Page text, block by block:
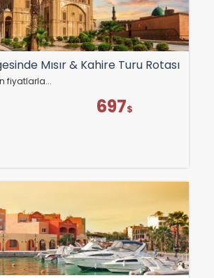
Mısır & Kahire Turu Rotası
fiyatlarla...
697$